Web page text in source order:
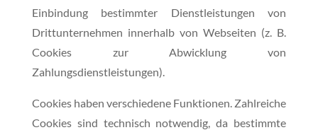
Einbindung bestimmter Dienstleistungen von
Drittunternehmen innerhalb von Webseiten (z. B.
Cookies zur Abwicklung von
Zahlungsdienstleistungen).
Cookies haben verschiedene Funktionen. Zahlreiche
Cookies sind technisch notwendig, da bestimmte